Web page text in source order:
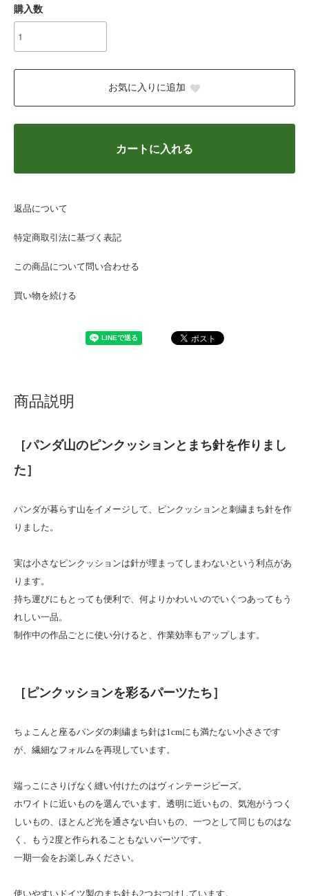
購入数
お気に入りに追加
カートに入れる
返品について
特定商取引法に基づく表記
この商品について問い合わせる
買い物を続ける
商品説明
［パンダ山のピンクッションとまち針を作りまし
た］
パンダが暮らす山をイメージして、ピンクッションと刺繍まち針を作
りました。
実は小さなピンクッションは針が埋まってしまわないという利点があ
ります。
持ち運びにもとっても便利で、何よりかわいいのでいくつあってもう
れしい一品。
制作中の作品ごとに使い分けると、作業効率もアップします。
［ピンクッションを彩るパーツたち］
ちょこんと座るパンダの刺繍まち針は1cmにも満たない小ささです
が、繊細なフォルムを再現しています。
端っこにさりげなく縫い付けたのはヴィンテージビーズ。
ホワイトに近いものを選んでいます。透明に近いもの、気泡がうつく
しいもの、ほとんど光を通さない白いもの、一つとして同じものはな
く、もう2度と作られることもないパーツです。
一期一会をお楽しみください。
使いやすいドイツ製のまち針も2つおつけしています。